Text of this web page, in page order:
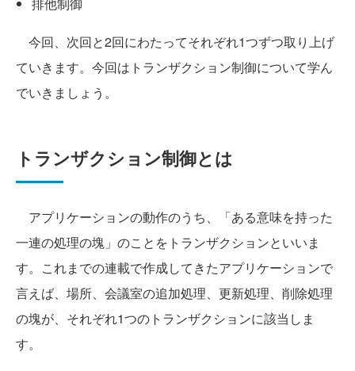
今回、次回と2回にわたってそれぞれ1つずつ取り上げ
ていきます。今回はトランザクション制御について学ん
でいきましょう。
トランザクション制御とは
アプリケーションの動作のうち、「ある意味を持った
一連の処理の塊」のことをトランザクションといいま
す。これまでの連載で作成してきたアプリケーションで
言えば、場所、会議室の追加処理、更新処理、削除処理
の塊が、それぞれ1つのトランザクションに該当しま
す。